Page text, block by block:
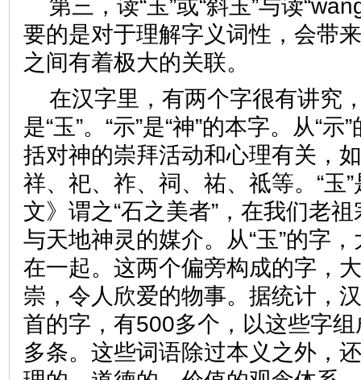
第三，读“玉”或“斜玉”与读
要的是对于理解字义词性，会带
之间有着极大的关联。
在汉字里，有两个字很有讲究
是“玉”。“示”是“神”的本字。从“
括对神的崇拜活动和心理有关，
祥、祀、祚、祠、祐、祗等。“玉
文》谓之“石之美者”，在我们老
与天地神灵的媒介。从“玉”的字
在一起。这两个偏旁构成的字，
崇，令人欣爱的物事。据统计，
首的字，有500多个，以这些字
多条。这些词语除过本义之外，